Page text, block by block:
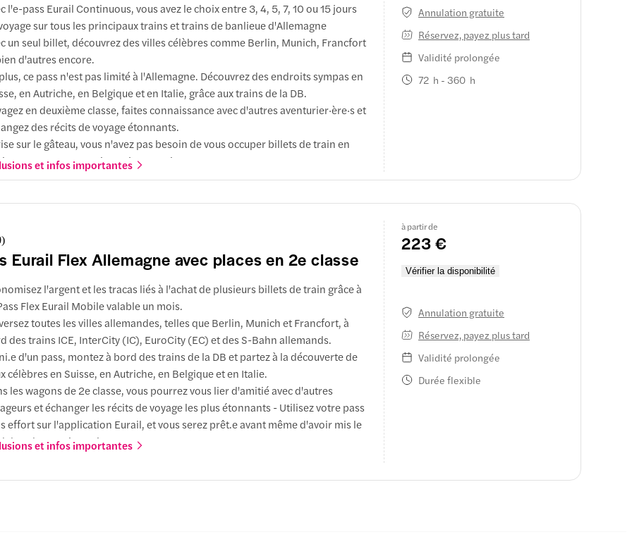
Annulation gratuite
Réservez, payez plus tard
Validité prolongée
72 h - 360 h
l'e-pass Eurail Continuous, vous avez le choix entre 3, 4, 5, 7, 10 ou 15 jours
sur tous les principaux trains et trains de banlieue d'Allemagne
un seul billet, découvrez des villes célèbres comme Berlin, Munich, Francfort
d'autres encore.
ce pass n'est pas limité à l'Allemagne. Découvrez des endroits sympas en
en Autriche, en Belgique et en Italie, grâce aux trains de la DB.
en deuxième classe, faites connaissance avec d'autres aventurier·ère·s et
des récits de voyage étonnants.
sur le gâteau, vous n'avez pas besoin de vous occuper billets de train en
Avant votre premier trajet en train, procurez-vous votre e-pass sur
Eurail.
et infos importantes
)
Eurail Flex Allemagne avec places en 2e classe
à partir de
223 €
Vérifier la disponibilité
Annulation gratuite
Réservez, payez plus tard
Validité prolongée
Durée flexible
l'argent et les tracas liés à l'achat de plusieurs billets de train grâce à
Flex Eurail Mobile valable un mois.
toutes les villes allemandes, telles que Berlin, Munich et Francfort, à
des trains ICE, InterCity (IC), EuroCity (EC) et des S-Bahn allemands.
d'un pass, montez à bord des trains de la DB et partez à la découverte de
célèbres en Suisse, en Autriche, en Belgique et en Italie.
les wagons de 2e classe, vous pourrez vous lier d'amitié avec d'autres
et échanger les récits de voyage les plus étonnants - Utilisez votre pass
effort sur l'application Eurail, et vous serez prêt.e avant même d'avoir mis le
dans le premier train.
et infos importantes